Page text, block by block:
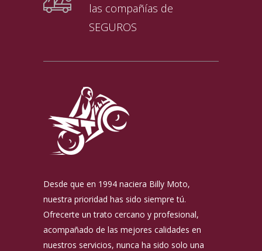
las compañías de
SEGUROS
Desde que en 1994 naciera Billy Moto,
nuestra prioridad has sido siempre tú.
Ofrecerte un trato cercano y profesional,
acompañado de las mejores calidades en
nuestros servicios, nunca ha sido solo una